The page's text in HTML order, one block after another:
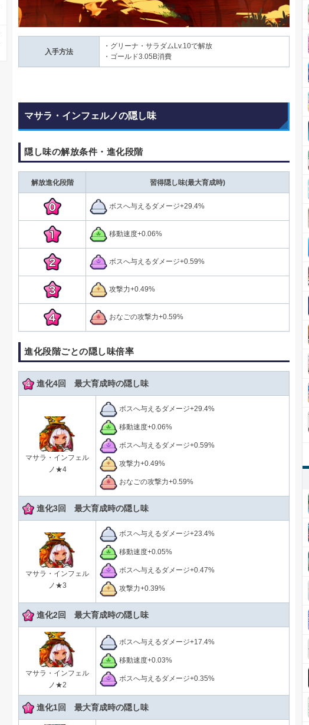
入手方法
・グリーナ・サラダムLv.10で解放
・ゴールド3.05B消費
マサラ・インフェルノの隠し味
隠し味の解放条件・進化段階
解放進化段階 習得隠し味(最大育成時)
ボスへ与えるダメージ+29.4%
移動速度+0.06%
ボスへ与えるダメージ+0.59%
攻撃力+0.49%
おなごの攻撃力+0.59%
進化段階ごとの隠し味倍率
進化4回 最大育成時の隠し味
マサラ・インフェル
ノ★4
ボスへ与えるダメージ+29.4%
移動速度+0.06%
ボスへ与えるダメージ+0.59%
攻撃力+0.49%
おなごの攻撃力+0.59%
進化3回 最大育成時の隠し味
マサラ・インフェル
ノ★3
ボスへ与えるダメージ+23.4%
移動速度+0.05%
ボスへ与えるダメージ+0.47%
攻撃力+0.39%
進化2回 最大育成時の隠し味
マサラ・インフェル
ノ★2
ボスへ与えるダメージ+17.4%
移動速度+0.03%
ボスへ与えるダメージ+0.35%
進化1回 最大育成時の隠し味